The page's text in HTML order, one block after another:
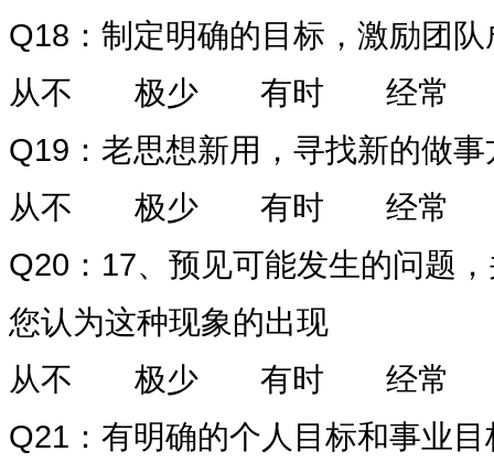
Q18 ：制定明确的目标，激励团
从不
极少 有时
经常
Q19 ：老思想新用，寻找新的做
从不
极少 有时
经常
Q20 ： 17、预见可能发生的问题
您认为这种现象的出现
从不
极少 有时
经常
Q21 ：有明确的个人目标和事业目